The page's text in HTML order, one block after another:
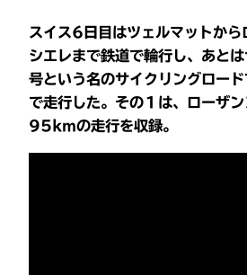
スイス6日目はツェルマットから
シエレまで鉄道で輪行し、あと
号という名のサイクリングロー
で走行した。その１は、ローザ
95kmの走行を収録。